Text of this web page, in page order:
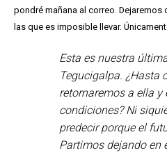
pondré mañana al correo.
las que es imposible llevar.
Esta es nuestra
Tegucigalpa. ¿Hasta
retornaremos a ella y
condiciones? Ni
predecir porque el
Partimos dejando en